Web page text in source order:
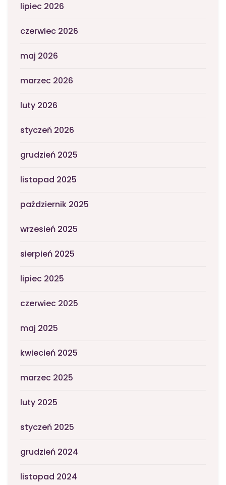
lipiec 2026
czerwiec 2026
maj 2026
marzec 2026
luty 2026
styczeń 2026
grudzień 2025
listopad 2025
październik 2025
wrzesień 2025
sierpień 2025
lipiec 2025
czerwiec 2025
maj 2025
kwiecień 2025
marzec 2025
luty 2025
styczeń 2025
grudzień 2024
listopad 2024